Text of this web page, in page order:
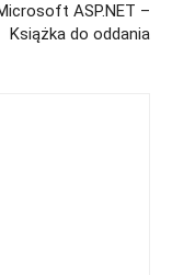
ASP.NET –
Książka do oddania